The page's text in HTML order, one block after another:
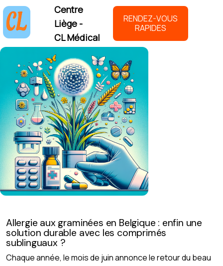
Centre
Liège -
CL Médical
RENDEZ-VOUS
RAPIDES
Allergie aux graminées en Belgique : enfin une
solution durable avec les comprimés
sublinguaux ?
Chaque année, le mois de juin annonce le retour du beau